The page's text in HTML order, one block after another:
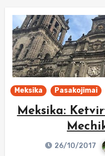
Meksika Pasakojimai
Meksika:
26/10/2017